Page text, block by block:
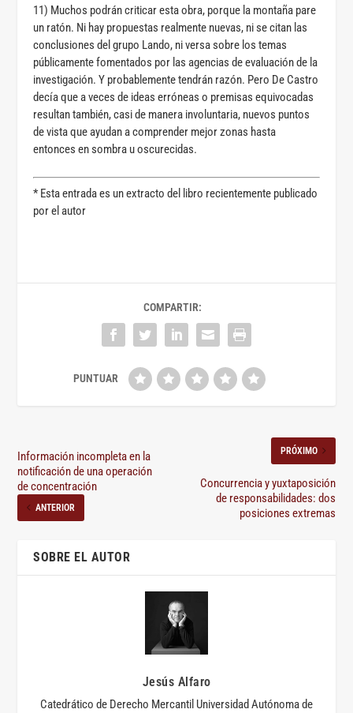
11) Muchos podrán criticar esta obra, porque la montaña pare
un ratón. Ni hay propuestas realmente nuevas, ni se citan las
conclusiones del grupo Lando, ni versa sobre los temas
públicamente fomentados por las agencias de evaluación de la
investigación. Y probablemente tendrán razón. Pero De Castro
decía que a veces de ideas erróneas o premisas equivocadas
resultan también, casi de manera involuntaria, nuevos puntos
de vista que ayudan a comprender mejor zonas hasta
entonces en sombra u oscurecidas.
* Esta entrada es un extracto del libro recientemente publicado
por el autor
COMPARTIR:
Información incompleta en la
notificación de una operación
de concentración
ANTERIOR
PRÓXIMO
Concurrencia y yuxtaposición
de responsabilidades: dos
posiciones extremas
SOBRE EL AUTOR
Jesús Alfaro
Catedrático de Derecho Mercantil Universidad Autónoma de